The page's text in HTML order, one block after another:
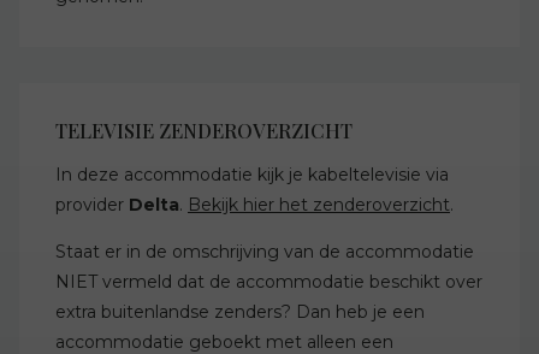
TELEVISIE ZENDEROVERZICHT
In deze accommodatie kijk je kabeltelevisie via
provider Delta. Bekijk hier het zenderoverzicht.
Staat er in de omschrijving van de accommodatie
NIET vermeld dat de accommodatie beschikt over
extra buitenlandse zenders? Dan heb je een
accommodatie geboekt met alleen een